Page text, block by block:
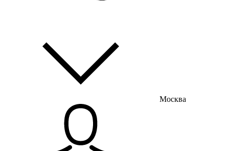
Москва